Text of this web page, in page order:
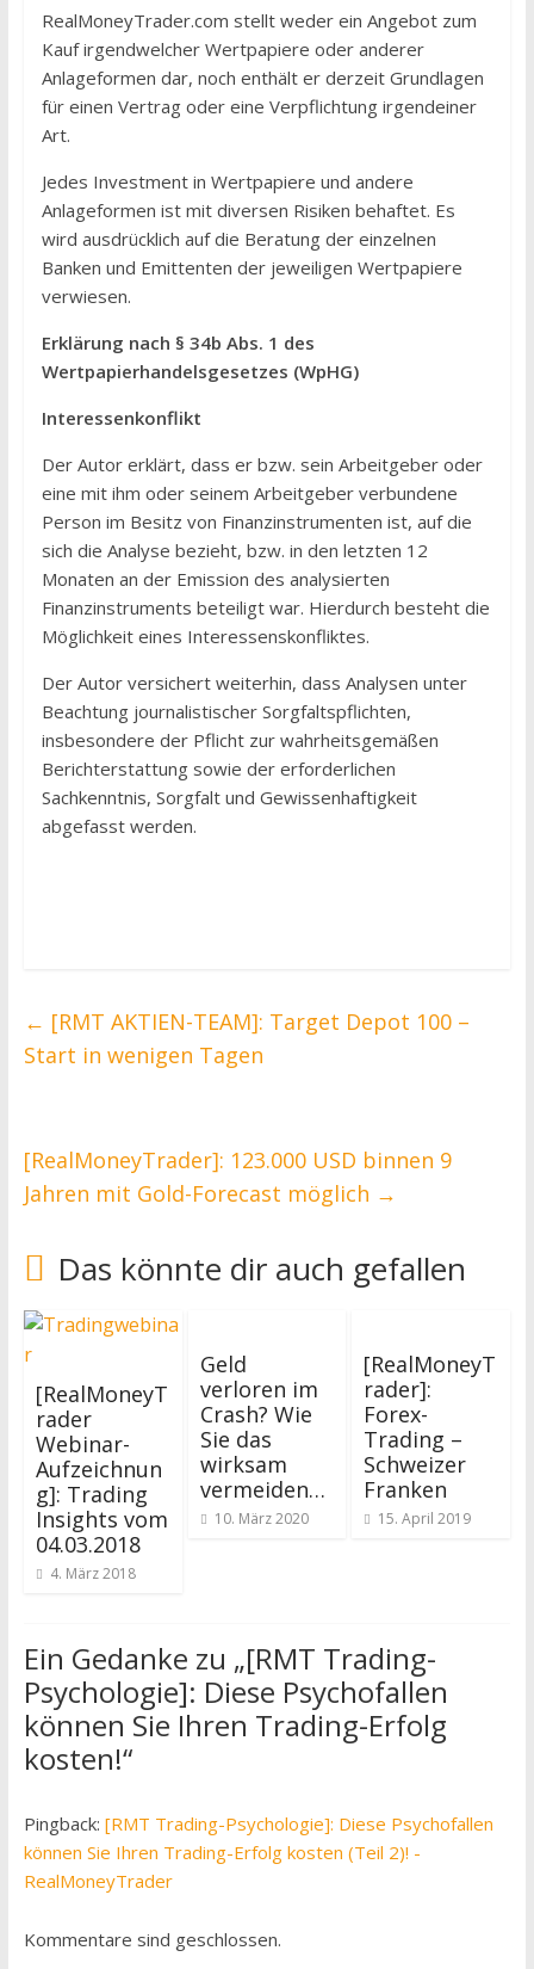
RealMoneyTrader.com stellt weder ein Angebot zum
Kauf irgendwelcher Wertpapiere oder anderer
Anlageformen dar, noch enthält er derzeit Grundlagen
für einen Vertrag oder eine Verpflichtung irgendeiner
Art.
Jedes Investment in Wertpapiere und andere
Anlageformen ist mit diversen Risiken behaftet. Es
wird ausdrücklich auf die Beratung der einzelnen
Banken und Emittenten der jeweiligen Wertpapiere
verwiesen.
Erklärung nach § 34b Abs. 1 des
Wertpapierhandelsgesetzes (WpHG)
Interessenkonflikt
Der Autor erklärt, dass er bzw. sein Arbeitgeber oder
eine mit ihm oder seinem Arbeitgeber verbundene
Person im Besitz von Finanzinstrumenten ist, auf die
sich die Analyse bezieht, bzw. in den letzten 12
Monaten an der Emission des analysierten
Finanzinstruments beteiligt war. Hierdurch besteht die
Möglichkeit eines Interessenskonfliktes.
Der Autor versichert weiterhin, dass Analysen unter
Beachtung journalistischer Sorgfaltspflichten,
insbesondere der Pflicht zur wahrheitsgemäßen
Berichterstattung sowie der erforderlichen
Sachkenntnis, Sorgfalt und Gewissenhaftigkeit
abgefasst werden.
← [RMT AKTIEN-TEAM]: Target Depot 100 –
Start in wenigen Tagen
[RealMoneyTrader]: 123.000 USD binnen 9
Jahren mit Gold-Forecast möglich →
Das könnte dir auch gefallen
[RealMoneyT
rader
Webinar-
Aufzeichnun
g]: Trading
Insights vom
04.03.2018
4. März 2018
Geld
verloren im
Crash? Wie
Sie das
wirksam
vermeiden…
10. März 2020
[RealMoneyT
rader]:
Forex-
Trading –
Schweizer
Franken
15. April 2019
Ein Gedanke zu „[RMT Trading-
Psychologie]: Diese Psychofallen
können Sie Ihren Trading-Erfolg
kosten!“
Pingback: [RMT Trading-Psychologie]: Diese Psychofallen
können Sie Ihren Trading-Erfolg kosten (Teil 2)! -
RealMoneyTrader
Kommentare sind geschlossen.